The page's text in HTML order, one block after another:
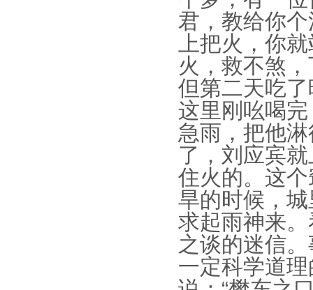
君，教给你
上把火，你
火，救不煞
但第二天吃
这里刚吆喝
急雨，把他
了，刘应宾
住火的。这
旱的时候，
求起雨神来
之谈的迷信
一定科学道